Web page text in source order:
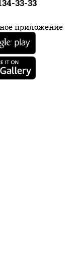
33-33
приложение
масло
лук репчатый
Срок
6 часов при t° от
Поклонники